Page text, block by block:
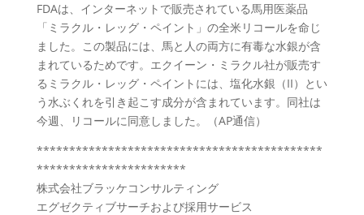
FDAは、インターネットで販売されている馬用医薬品
「ミラクル・レッグ・ペイント」の全米リコールを命じ
ました。この製品には、馬と人の両方に有毒な水銀が含
まれているためです。エクイーン・ミラクル社が販売す
るミラクル・レッグ・ペイントには、塩化水銀（II）とい
う水ぶくれを引き起こす成分が含まれています。同社は
今週、リコールに同意しました。（AP通信）
********************************************
***********************
株式会社ブラッケコンサルティング
エグゼクティブサーチおよび採用サービス